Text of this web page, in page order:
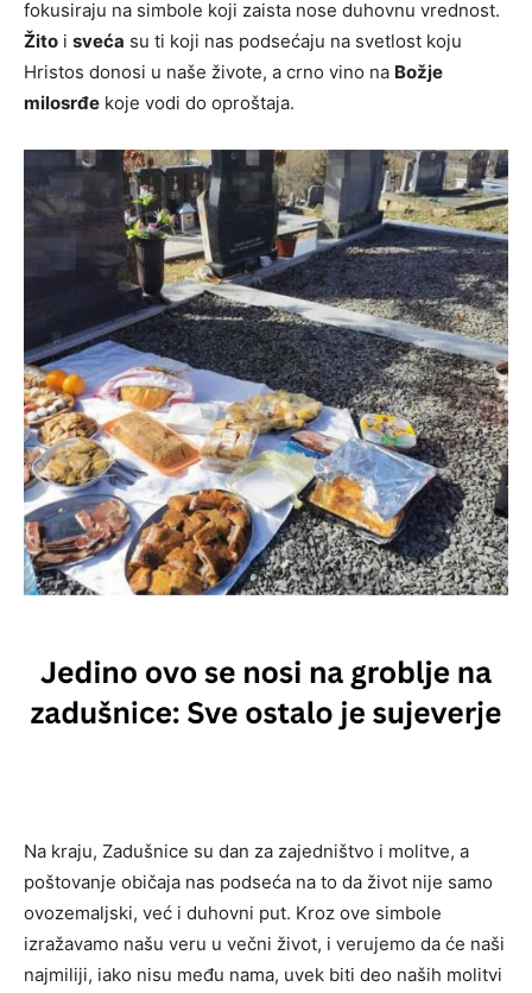
fokusiraju na simbole koji zaista nose duhovnu vrednost.
Žito i sveća su ti koji nas podsećaju na svetlost koju
Hristos donosi u naše živote, a crno vino na Božje
milosrđe koje vodi do oproštaja.
Na kraju, Zadušnice su dan za zajedništvo i molitve, a
poštovanje običaja nas podseća na to da život nije samo
ovozemaljski, već i duhovni put. Kroz ove simbole
izražavamo našu veru u večni život, i verujemo da će naši
najmiliji, iako nisu među nama, uvek biti deo naših molitvi